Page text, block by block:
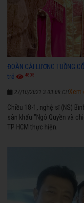
ĐOÀN CẢI LƯƠNG TUỒNG
trẻ
4805
27/10/2021 3:03:09 CH
Chiều 18-1, nghệ sĩ (NS)
sân khấu "Ngô Quyền và
TP HCM thực hiện.
Xem